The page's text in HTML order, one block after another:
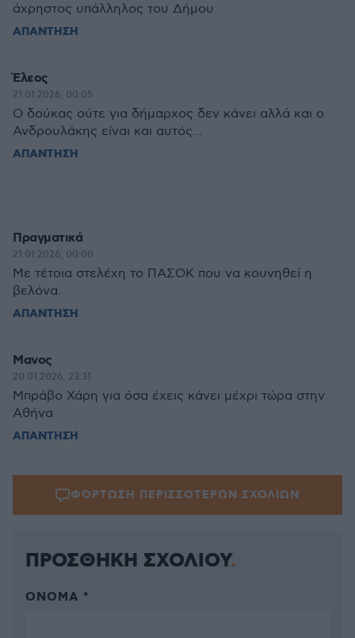
άχρηστος υπάλληλος του Δήμου
ΑΠΑΝΤΗΣΗ
Έλεος
21.01.2026, 00:05
Ο δούκας ούτε για δήμαρχος δεν κάνει αλλά και ο
Ανδρουλάκης είναι και αυτός...
ΑΠΑΝΤΗΣΗ
Πραγματικά
21.01.2026, 00:00
Με τέτοια στελέχη το ΠΑΣΟΚ που να κουνηθεί η
βελόνα.
ΑΠΑΝΤΗΣΗ
Μανος
20.01.2026, 23:31
Μπράβο Χάρη για όσα έχεις κάνει μέχρι τώρα στην
Αθήνα
ΑΠΑΝΤΗΣΗ
ΦΟΡΤΩΣΗ ΠΕΡΙΣΣΟΤΕΡΩΝ ΣΧΟΛΙΩΝ
ΠΡΟΣΘΗΚΗ ΣΧΟΛΙΟΥ
ΌΝΟΜΑ *